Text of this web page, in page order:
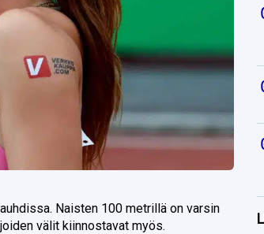
Naisten 100 metrillä on varsin
välit kiinnostavat myös.